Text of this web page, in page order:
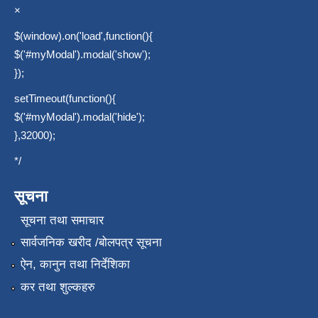
×
$(window).on('load',function(){
$('#myModal').modal('show');
});
setTimeout(function(){
$('#myModal').modal('hide');
},32000);
*/
सूचना
सूचना तथा समाचार
सार्वजनिक खरीद /बोलपत्र सूचना
ऐन, कानुन तथा निर्देशिका
कर तथा शुल्कहरु